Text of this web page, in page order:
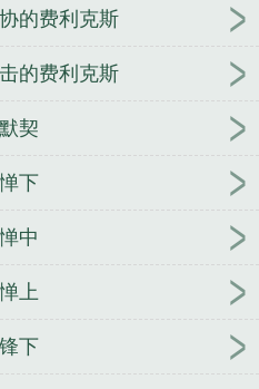
要 说幽默话，做幽默人
魔人布欧，被嘲笑粉色史
来？我的空间快满了！
破
澡不如洗脑，补身不如补
个精神病
应酬学活学活
后她倒追我
网游之这个杀
的费利克斯
的费利克斯
契
下
中
上
下